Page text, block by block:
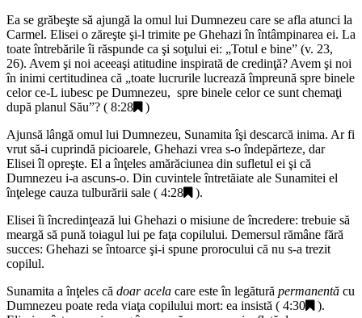
Ea se grăbeşte să ajungă la omul lui Dumnezeu care se afla atunci la
Carmel. Elisei o zăreşte şi-l trimite pe Ghehazi în întâmpinarea ei. La
toate întrebările îi răspunde ca şi soţului ei: „Totul e bine” (v. 23,
26). Avem şi noi aceeaşi atitudine inspirată de credinţă? Avem şi noi
în inimi certitudinea că „toate lucrurile lucrează împreună spre binele
celor ce-L iubesc pe Dumnezeu, spre binele celor ce sunt chemaţi
după planul Său”? ( 8:28
)
Ajunsă lângă omul lui Dumnezeu, Sunamita îşi descarcă inima. Ar fi
vrut să-i cuprindă picioarele, Ghehazi vrea s-o îndepărteze, dar
Elisei îl opreşte. El a înţeles amărăciunea din sufletul ei şi că
Dumnezeu i-a ascuns-o. Din cuvintele întretăiate ale Sunamitei el
înţelege cauza tulburării sale ( 4:28
).
Elisei îi încredinţează lui Ghehazi o misiune de încredere: trebuie să
meargă să pună toiagul lui pe faţa copilului. Demersul rămâne fără
succes: Ghehazi se întoarce şi-i spune prorocului că nu s-a trezit
copilul.
Sunamita a înţeles că doar acela care este în legătură permanentă cu
Dumnezeu poate reda viaţa copilului mort: ea insistă ( 4:30
).